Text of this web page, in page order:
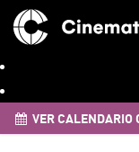
VER CALENDARIO